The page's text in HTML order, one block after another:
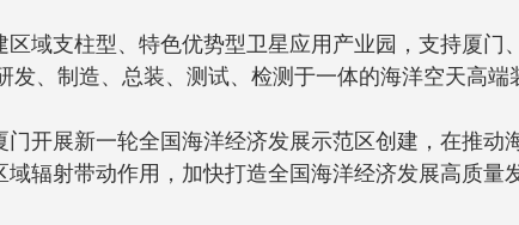
域支柱型、特色优势型卫星应用产业园，支持厦门
、制造、总装、测试、检测于一体的海洋空天高端
开展新一轮全国海洋经济发展示范区创建，在推
辐射带动作用，加快打造全国海洋经济发展高质量